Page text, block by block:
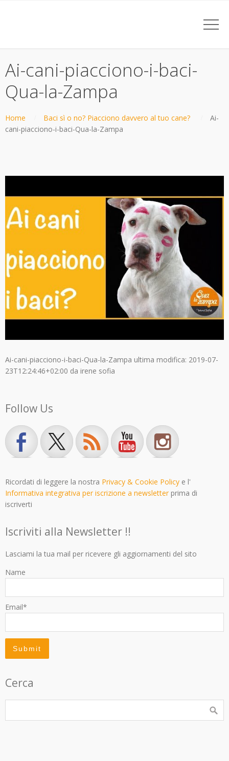
Ai-cani-piacciono-i-baci-
Qua-la-Zampa
Home Baci sì o no? Piacciono davvero al tuo cane?
Ai-
cani-piacciono-i-baci-Qua-la-Zampa
Ai-cani-piacciono-i-baci-Qua-la-Zampa ultima modifica: 2019-07-
23T12:24:46+02:00 da irene sofia
Follow Us
Ricordati di leggere la nostra Privacy & Cookie Policy e l'
Informativa integrativa per iscrizione a newsletterprima di
iscriverti
Iscriviti alla Newsletter !!
Lasciami la tua mail per ricevere gli aggiornamenti del sito
Name
Email*
Cerca